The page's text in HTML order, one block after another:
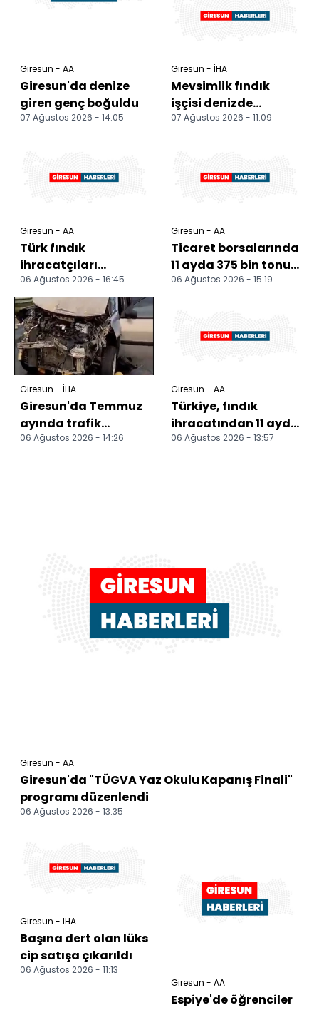
Giresun - AA
Giresun'da denize
giren genç boğuldu
07 Ağustos 2026 - 14:05
Giresun - İHA
Mevsimlik fındık
işçisi denizde
boğuldu
07 Ağustos 2026 - 11:09
Giresun - AA
Türk fındık
ihracatçıları
Hindistan'da sektör
temsilcileriyle
buluştu
06 Ağustos 2026 - 16:45
Giresun - AA
Ticaret borsalarında
11 ayda 375 bin tonu
aşkın fındık işlem
06 Ağustos 2026 - 15:19
Giresun - İHA
Giresun'da Temmuz
ayında trafik
kazalarında 6 kişi
06 Ağustos 2026 - 14:26
Giresun - AA
Türkiye, fındık
ihracatından 11 ayda
2,4 milyar dolar gelir
06 Ağustos 2026 - 13:57
Giresun - AA
Giresun'da "TÜGVA Yaz Okulu Kapanış Finali"
programı düzenlendi
06 Ağustos 2026 - 13:35
Giresun - İHA
Başına dert olan lüks
cip satışa çıkarıldı
06 Ağustos 2026 - 11:13
Giresun - AA
Espiye'de öğrenciler